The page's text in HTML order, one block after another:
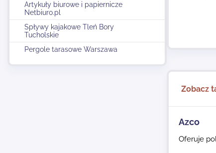
Artykuły biurowe i papiernicze
Netbiuro.pl
Spływy kajakowe Tleń Bory
Tucholskie
Pergole tarasowe Warszawa
Zobacz
Azco
Oferuje